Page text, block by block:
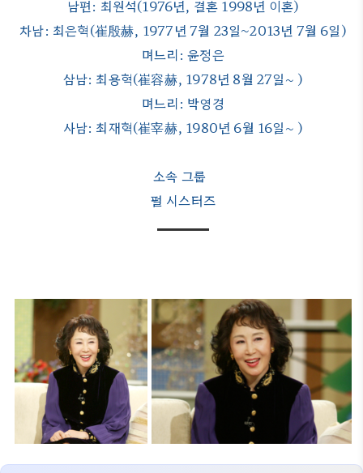
남편: 최원석(1976년, 결혼 1998년 이혼)
차남: 최은혁(崔殷赫, 1977년 7월 23일~2013년 7월 6일)
며느리: 윤정은
삼남: 최용혁(崔容赫, 1978년 8월 27일~ )
며느리: 박영경
사남: 최재혁(崔宰赫, 1980년 6월 16일~ )
소속 그룹
펄 시스터즈